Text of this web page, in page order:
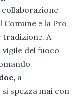
collaborazione
e la Pro
tradizione. A
vigile del fuoco
a
spezza mai con